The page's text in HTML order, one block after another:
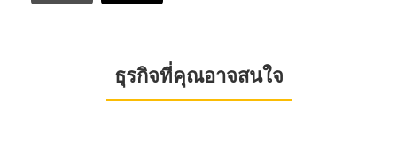
ธุรกิจที่คุณอาจสนใจ